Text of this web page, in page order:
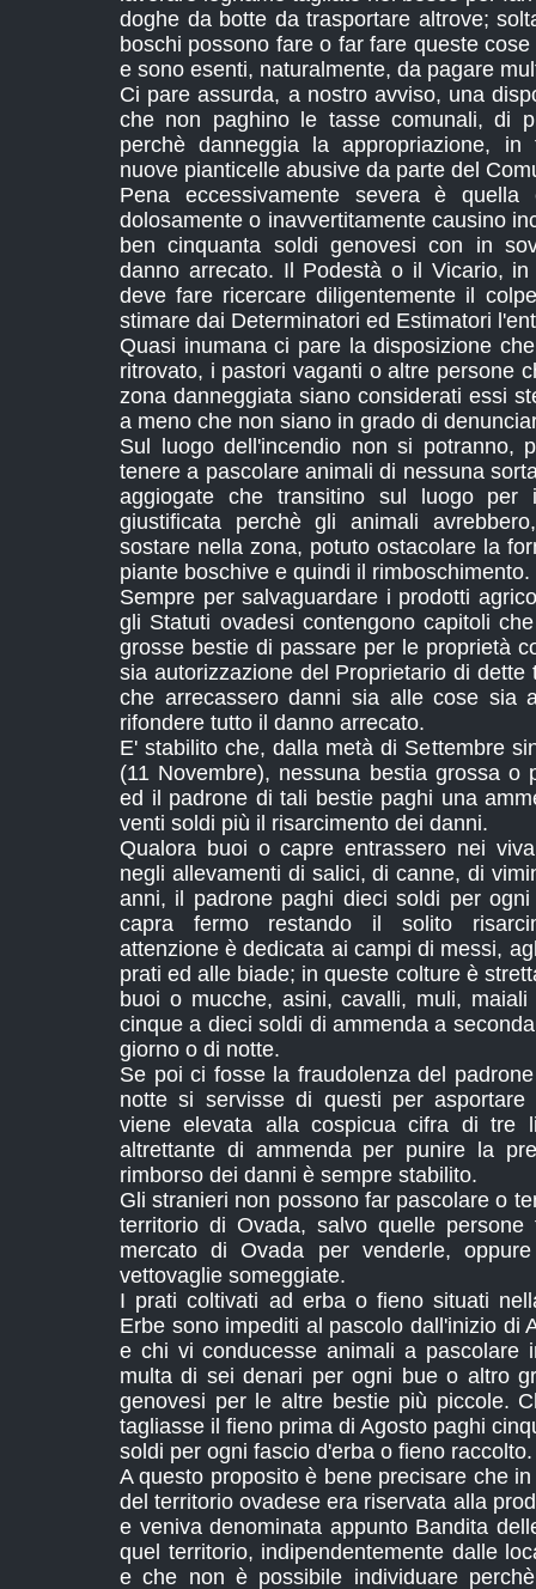
doghe da botte da trasportare altrove;
boschi possono fare o far fare queste
e sono esenti, naturalmente, da pagare
Ci pare assurda, a nostro avviso, una
che non paghino le tasse comunali, di
perchè danneggia la appropriazione,
nuove pianticelle abusive da parte del
Pena eccessivamente severa è
dolosamente o inavvertitamente causino
ben cinquanta soldi genovesi con in
danno arrecato. Il Podestà o il Vicario,
deve fare ricercare diligentemente il
stimare dai Determinatori ed Estimatori
Quasi inumana ci pare la disposizione
ritrovato, i pastori vaganti o altre persone
zona danneggiata siano considerati essi
a meno che non siano in grado di
Sul luogo dell'incendio non si potranno,
tenere a pascolare animali di nessuna
aggiogate che transitino sul luogo per
giustificata perchè gli animali
sostare nella zona, potuto ostacolare la
piante boschive e quindi il rimboschimento.
Sempre per salvaguardare i prodotti
gli Statuti ovadesi contengono capitoli
grosse bestie di passare per le proprietà
sia autorizzazione del Proprietario di
che arrecassero danni sia alle cose sia
rifondere tutto il danno arrecato.
E' stabilito che, dalla metà di Settembre
(11 Novembre), nessuna bestia grossa o
ed il padrone di tali bestie paghi una
venti soldi più il risarcimento dei danni.
Qualora buoi o capre entrassero nei
negli allevamenti di salici, di canne, di
anni, il padrone paghi dieci soldi per
capra fermo restando il solito
attenzione è dedicata ai campi di messi,
prati ed alle biade; in queste colture è
buoi o mucche, asini, cavalli, muli,
cinque a dieci soldi di ammenda a
giorno o di notte.
Se poi ci fosse la fraudolenza del
notte si servisse di questi per
viene elevata alla cospicua cifra di tre
altrettante di ammenda per punire la
rimborso dei danni è sempre stabilito.
Gli stranieri non possono far pascolare o
territorio di Ovada, salvo quelle
mercato di Ovada per venderle,
vettovaglie someggiate.
I prati coltivati ad erba o fieno situati
Erbe sono impediti al pascolo dall'inizio di
e chi vi conducesse animali a pascolare
multa di sei denari per ogni bue o altro
genovesi per le altre bestie più piccole.
tagliasse il fieno prima di Agosto paghi
soldi per ogni fascio d'erba o fieno raccolto.
A questo proposito è bene precisare che
del territorio ovadese era riservata alla
e veniva denominata appunto Bandita
quel territorio, indipendentemente dalle
e che non è possibile individuare